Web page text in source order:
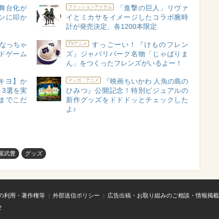
台化が
に叩か
ファッションアイテム
「進撃の巨人」リヴァ
イとミカサをイメージしたコラボ腕時
計が発売決定、各1200本限定
っちゃ
ゲーム
TVアニメ
すっごーい！『けものフレン
ズ』ジャパリパーク名物「じゃぱりま
ん」をつくったフレンズがいるよー！
ヨ】か
3選を実
でこだ
マンガ・アニメ
『映画ちいかわ 人魚の島の
ひみつ』公開記念！特別ビジュアルの
新作グッズをドドドッとチェックした
よ♪
武豊 グッズ
利用・著作権等 外部送信ポリシー
広告出稿・お取り組みのご相談・情報掲